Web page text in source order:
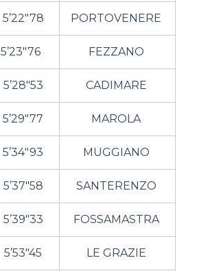
5’22″78 PORTOVENERE
5’23″76 FEZZANO
5’28″53 CADIMARE
5’29″77 MAROLA
5’34″93 MUGGIANO
5’37″58 SANTERENZO
5’39″33 FOSSAMASTRA
5’53″45 LE GRAZIE